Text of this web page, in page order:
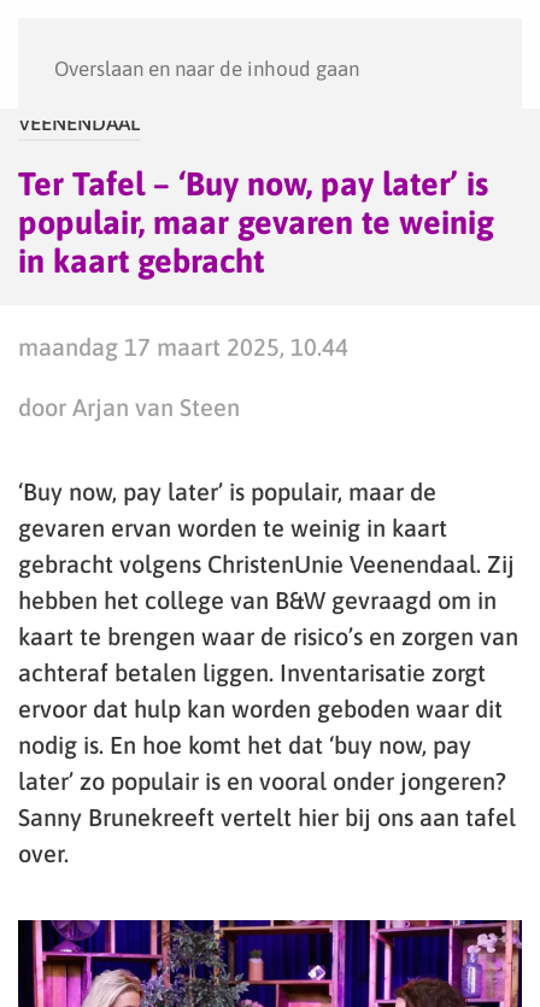
Overslaan en naar de inhoud gaan
VEENENDAAL
Ter Tafel – ‘Buy now, pay later’ is
populair, maar gevaren te weinig
in kaart gebracht
maandag 17 maart 2025, 10.44
door Arjan van Steen
‘Buy now, pay later’ is populair, maar de
gevaren ervan worden te weinig in kaart
gebracht volgens ChristenUnie Veenendaal. Zij
hebben het college van B&W gevraagd om in
kaart te brengen waar de risico’s en zorgen van
achteraf betalen liggen. Inventarisatie zorgt
ervoor dat hulp kan worden geboden waar dit
nodig is. En hoe komt het dat ‘buy now, pay
later’ zo populair is en vooral onder jongeren?
Sanny Brunekreeft vertelt hier bij ons aan tafel
over.